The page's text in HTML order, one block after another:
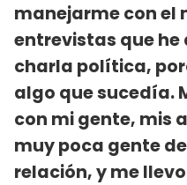
manejarme con el
entrevistas que
charla política,
algo que sucedía.
con mi gente, mis
muy poca gente
relación, y me